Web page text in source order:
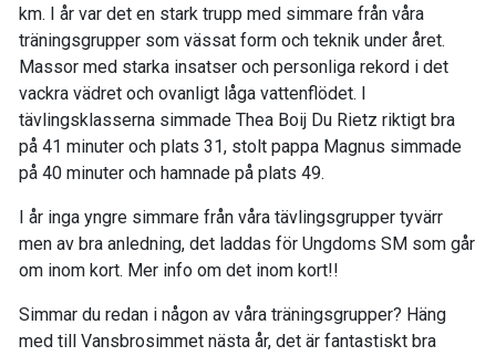
km. I år var det en stark trupp med simmare från våra
träningsgrupper som vässat form och teknik under året.
Massor med starka insatser och personliga rekord i det
vackra vädret och ovanligt låga vattenflödet. I
tävlingsklasserna simmade Thea Boij Du Rietz riktigt bra
på 41 minuter och plats 31, stolt pappa Magnus simmade
på 40 minuter och hamnade på plats 49.
I år inga yngre simmare från våra tävlingsgrupper tyvärr
men av bra anledning, det laddas för Ungdoms SM som går
om inom kort. Mer info om det inom kort!!
Simmar du redan i någon av våra träningsgrupper? Häng
med till Vansbrosimmet nästa år, det är fantastiskt bra